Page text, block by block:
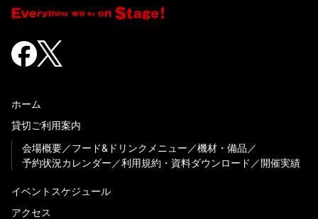
ホーム
貸切ご利用案内
会場概要
フード&ドリンクメニュー
機材・備品
予約状況カレンダー
利用規約・資料ダウンロード 開催実績
イベントスケジュール
アクセス